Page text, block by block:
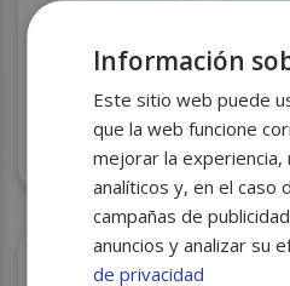
BANDEJA CORCHO CXI-80
Información
Este sitio web puede
que la web funcione
mejorar la
analíticos y, en el caso
campañas de
anuncios y analizar su
de privacidad